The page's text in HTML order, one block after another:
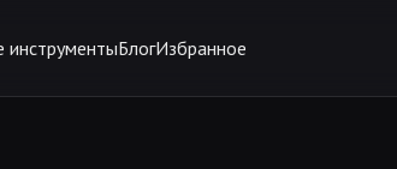
инструментыБлогИзбранное